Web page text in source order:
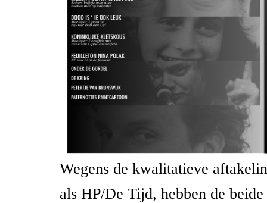
Wegens de kwalitatieve
als HP/De Tijd, hebben de